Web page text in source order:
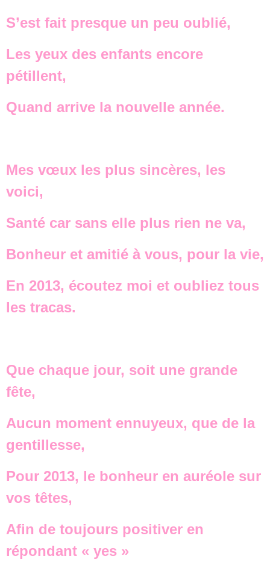
S’est fait presque un peu oublié,
Les yeux des enfants encore
pétillent,
Quand arrive la nouvelle année.
Mes vœux les plus sincères, les
voici,
Santé car sans elle plus rien ne va,
Bonheur et amitié à vous, pour la vie,
En 2013, écoutez moi et oubliez tous
les tracas.
Que chaque jour, soit une grande
fête,
Aucun moment ennuyeux, que de la
gentillesse,
Pour 2013, le bonheur en auréole sur
vos têtes,
Afin de toujours positiver en
répondant « yes »